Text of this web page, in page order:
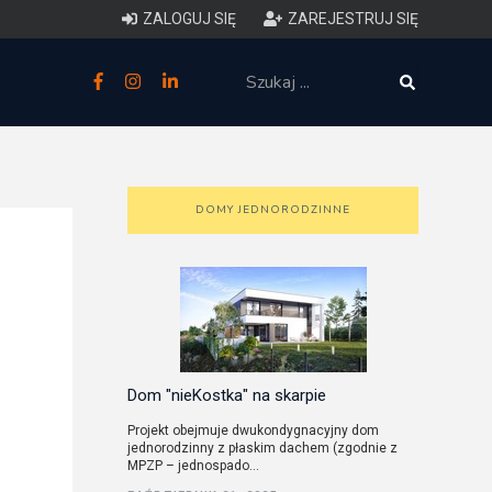
ZALOGUJ SIĘ ZAREJESTRUJ SIĘ
zakres i forma projektu
przestrzennym
DOMY JEDNORODZINNE
Dom "nieKostka" na skarpie
Projekt obejmuje dwukondygnacyjny dom
jednorodzinny z płaskim dachem (zgodnie z
MPZP – jednospado...